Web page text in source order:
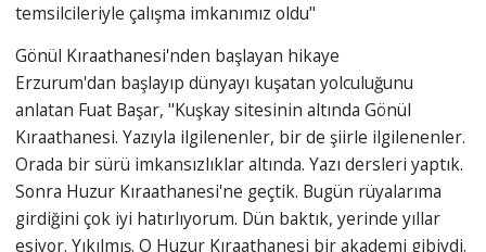
temsilcileriyle çalışma imkanımız oldu"
Gönül Kıraathanesi'nden başlayan hikaye
Erzurum'dan başlayıp dünyayı kuşatan yolculuğunu
anlatan Fuat Başar, "Kuşkay sitesinin altında Gönül
Kıraathanesi. Yazıyla ilgilenenler, bir de şiirle ilgilenenler.
Orada bir sürü imkansızlıklar altında. Yazı dersleri yaptık.
Sonra Huzur Kıraathanesi'ne geçtik. Bugün rüyalarıma
girdiğini çok iyi hatırlıyorum. Dün baktık, yerinde yıllar
esiyor. Yıkılmış. O Huzur Kıraathanesi bir akademi gibiydi.